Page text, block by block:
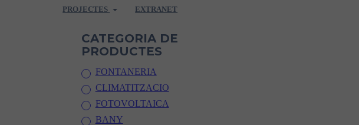
PROJECTES EXTRANET
CATEGORIA DE
PRODUCTES
FONTANERIA
CLIMATITZACIO
FOTOVOLTAICA
BANY